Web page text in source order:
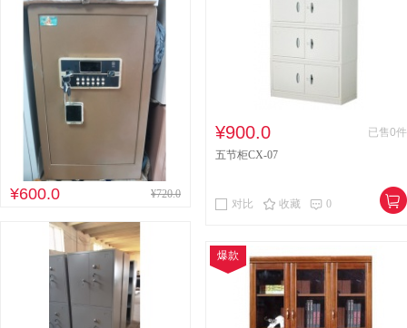
¥600.0 ¥720.0
¥900.0
已售0件
五节柜CX-07
对比 收藏 0
爆款